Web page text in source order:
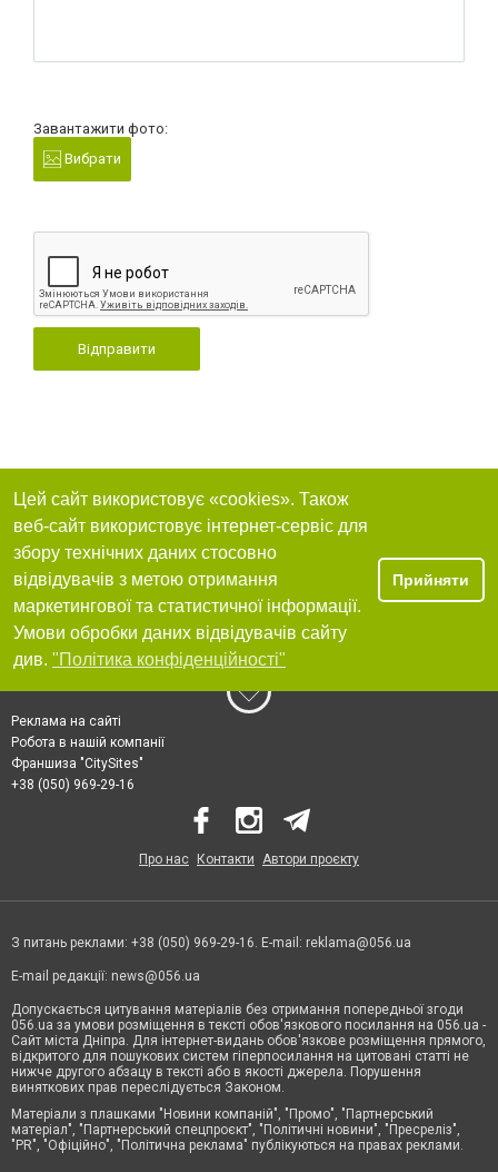
Завантажити фото:
Вибрати
Відправити
Цей сайт використовує «cookies». Також
веб-сайт використовує інтернет-сервіс для
збору технічних даних стосовно
відвідувачів з метою отримання
маркетингової та статистичної інформації.
Умови обробки даних відвідувачів сайту
див. "Політика конфіденційності"
Прийняти
Реклама на сайті
Робота в нашій компанії
Франшиза "CitySites"
+38 (050) 969-29-16
Про нас Контакти Автори проєкту
З питань реклами: +38 (050) 969-29-16. E-mail: reklama@056.ua
E-mail редакції: news@056.ua
Допускається цитування матеріалів без отримання попередньої згоди
056.ua за умови розміщення в тексті обов'язкового посилання на 056.ua -
Сайт міста Дніпра. Для інтернет-видань обов'язкове розміщення прямого,
відкритого для пошукових систем гіперпосилання на цитовані статті не
нижче другого абзацу в тексті або в якості джерела. Порушення
виняткових прав переслідується Законом.
Матеріали з плашками "Новини компаній", "Промо", "Партнерський
матеріал", "Партнерський спецпроєкт", "Політичні новини", "Пресреліз",
"PR", "Офіційно", "Політична реклама" публікуються на правах реклами.